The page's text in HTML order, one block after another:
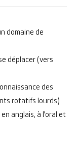
domaine de
déplacer (vers
des
rotatifs lourds)
anglais, à l’oral et